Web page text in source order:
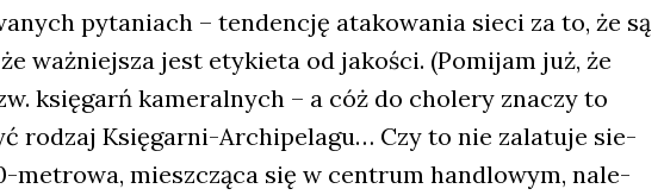
pyta­niach – ten­den­cję ata­ko­wa­nia sie­ci za to, że są
waż­niej­sza jest ety­kie­ta od jako­ści. (Pomi­jam już, że
księ­garń kame­ral­nych – a cóż do cho­le­ry zna­czy to
rodzaj Księ­gar­ni-Archi­pe­la­gu… Czy to nie zala­tu­je sie­
metro­wa, miesz­czą­ca się w cen­trum han­dlo­wym, nale­